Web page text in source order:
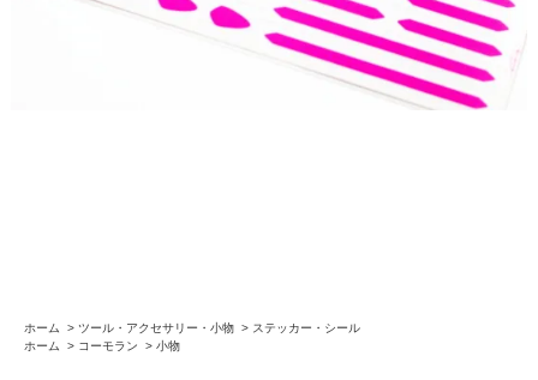
ホーム > ツール・アクセサリー・小物 > ステッカー・シール
ホーム
> コーモラン > 小物